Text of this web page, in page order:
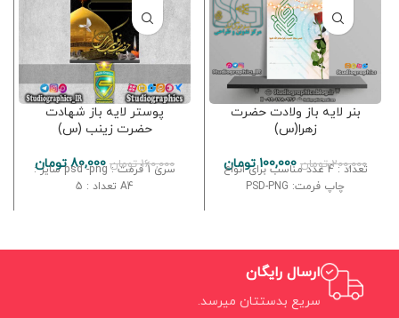
بنر لایه باز ولادت حضرت
زهرا(س)
200,000 تومان 100,000 تومان
تعداد : 4 عدد مناسب برای انواع
چاپ فرمت: PSD-PNG
پوستر لایه باز شهادت
حضرت زینب (س)
160,000 تومان 80,000 تومان
سری 1 فرمت : psd -png سایز :
A4 تعداد : 5
ارسال رایگان
سریع بدستتان میرسد.